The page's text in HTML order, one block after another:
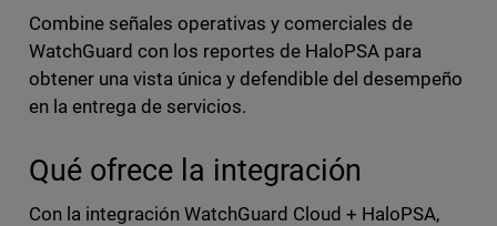
Combine señales operativas y comerciales de
WatchGuard con los reportes de HaloPSA para
obtener una vista única y defendible del desempeño
en la entrega de servicios.
Qué ofrece la integración
Con la integración WatchGuard Cloud + HaloPSA,